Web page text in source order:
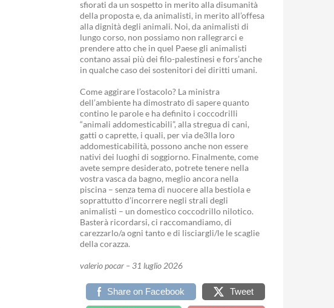
sfiorati da un sospetto in merito alla disumanità
della proposta e, da animalisti, in merito all’offesa
alla dignità degli animali. Noi, da animalisti di
lungo corso, non possiamo non rallegrarci e
prendere atto che in quel Paese gli animalisti
contano assai più dei filo-palestinesi e fors’anche
in qualche caso dei sostenitori dei diritti umani.
Come aggirare l’ostacolo? La ministra
dell’ambiente ha dimostrato di sapere quanto
contino le parole e ha definito i coccodrilli
“animali addomesticabili”, alla stregua di cani,
gatti o caprette, i quali, per via de3lla loro
addomesticabilità, possono anche non essere
nativi dei luoghi di soggiorno. Finalmente, come
avete sempre desiderato, potrete tenere nella
vostra vasca da bagno, meglio ancora nella
piscina – senza tema di nuocere alla bestiola e
soprattutto d’incorrere negli strali degli
animalisti – un domestico coccodrillo nilotico.
Basterà ricordarsi, ci raccomandiamo, di
carezzarlo/a ogni tanto e di lisciargli/le le scaglie
della corazza.
valerio pocar – 31 luglio 2026
Share on Facebook Tweet